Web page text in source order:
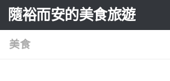
Skip to content
隨裕而安的美食旅遊
美食